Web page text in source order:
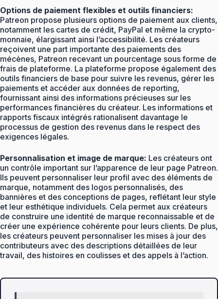
Options de paiement flexibles et outils financiers:
Patreon propose plusieurs options de paiement aux clients,
notamment les cartes de crédit, PayPal et même la crypto-
monnaie, élargissant ainsi l’accessibilité. Les créateurs
reçoivent une part importante des paiements des
mécènes, Patreon recevant un pourcentage sous forme de
frais de plateforme. La plateforme propose également des
outils financiers de base pour suivre les revenus, gérer les
paiements et accéder aux données de reporting,
fournissant ainsi des informations précieuses sur les
performances financières du créateur. Les informations et
rapports fiscaux intégrés rationalisent davantage le
processus de gestion des revenus dans le respect des
exigences légales.
Personnalisation et image de marque: Les créateurs ont
un contrôle important sur l’apparence de leur page Patreon.
Ils peuvent personnaliser leur profil avec des éléments de
marque, notamment des logos personnalisés, des
bannières et des conceptions de pages, reflétant leur style
et leur esthétique individuels. Cela permet aux créateurs
de construire une identité de marque reconnaissable et de
créer une expérience cohérente pour leurs clients. De plus,
les créateurs peuvent personnaliser les mises à jour des
contributeurs avec des descriptions détaillées de leur
travail, des histoires en coulisses et des appels à l’action.